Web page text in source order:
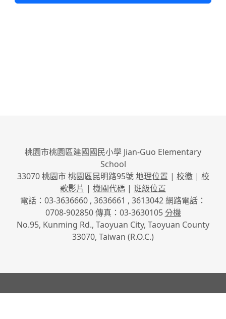
桃園市桃園區建國國民小學 Jian-Guo Elementary
School
33070 桃園市 桃園區昆明路95號地理位置 | 校徽| 校
歌影片 | 機關代碼 | 班級位置
電話：03-3636660 , 3636661 , 3613042 網路電話：
0708-902850 傳真：03-3630105分機
No.95, Kunming Rd., Taoyuan City, Taoyuan County
33070, Taiwan (R.O.C.)